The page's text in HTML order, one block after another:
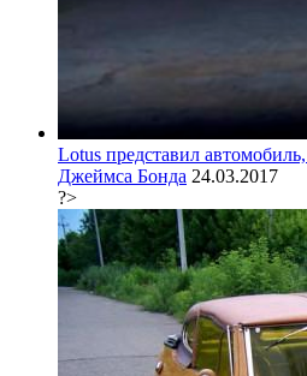
Lotus представил
Джеймса Бонда 24.03.2017
?>